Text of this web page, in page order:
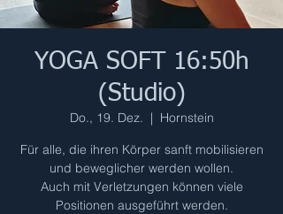
YOGA SOFT 16:50h
(Studio)
Do., 19. Dez.
  |
Hornstein
Für alle, die ihren Körper sanft mobilisieren
und beweglicher werden wollen.
Auch mit Verletzungen können viele
Positionen ausgeführt werden.